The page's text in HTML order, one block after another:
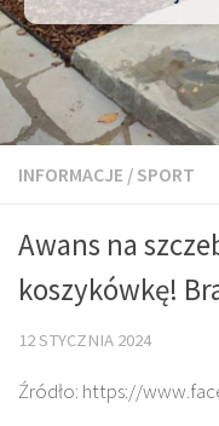
INFORMACJE / SPORT
Awans na
koszykówkę!
12 STYCZNIA 2024
Źródło: https://